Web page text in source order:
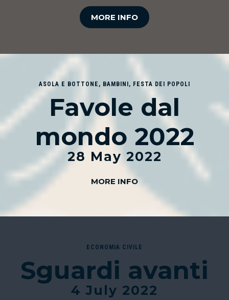
MORE INFO
ASOLA E BOTTONE , BAMBINI , FESTA DEI POPOLI
Favole dal
mondo 2022
28 May 2022
MORE INFO
ECONOMIA CIVILE
Sguardi avanti
4 July 2022